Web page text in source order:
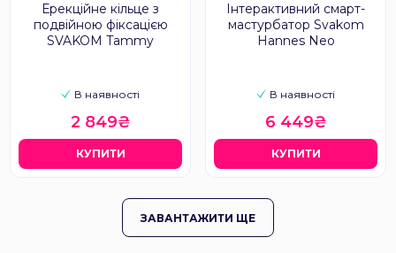
Ерекційне кільце з
подвійною фіксацією
SVAKOM Tammy
В наявності
2 849₴
КУПИТИ
Інтерактивний смарт-
мастурбатор Svakom
Hannes Neo
В наявності
6 449₴
КУПИТИ
ЗАВАНТАЖИТИ ЩЕ